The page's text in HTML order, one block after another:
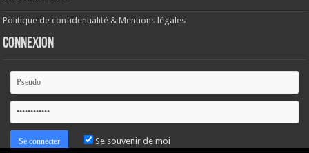
Politique de confidentialité & Mentions légales
Connexion
Se souvenir de moi